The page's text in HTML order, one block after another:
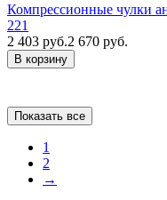
Компрессионные чулки
221
2 403 руб.2 670 руб.
В корзину
Показать все
1
2
→